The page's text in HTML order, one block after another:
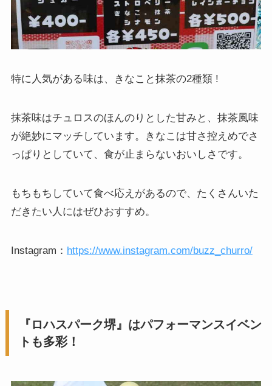
特に人気がある味は、きなこと抹茶の2種類 !
抹茶味はチュロスのほんのりとした甘みと、抹茶風味
が絶妙にマッチしています。きなこは甘さ控えめでさ
っぱりとしていて、食が止まらないおいしさです。
もちもちしていて食べ応えがあるので、たくさんいた
だきたい人にはぜひおすすめ。
Instagram： https://www.instagram.com/buzz_churro/
『ロハスパーク堺』はパフォーマンスイベン
トも多彩！